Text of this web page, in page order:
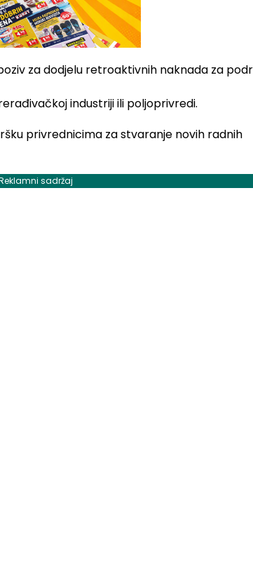
za dodjelu retroaktivnih naknada za
industriji ili poljoprivredi.
sadržaj